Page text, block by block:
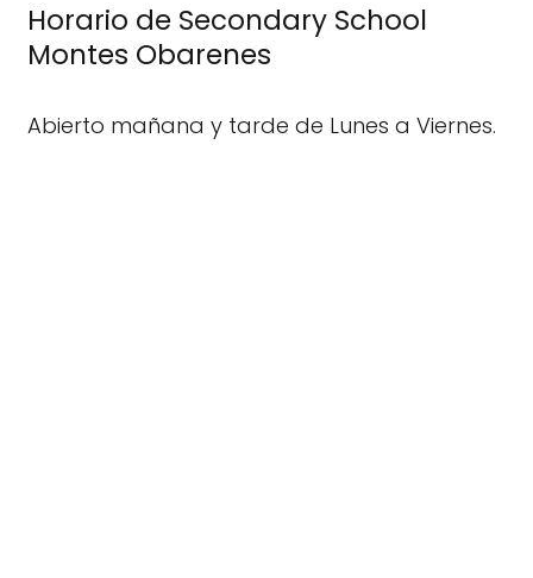
Horario de Secondary School
Montes Obarenes
Abierto mañana y tarde de Lunes a Viernes.